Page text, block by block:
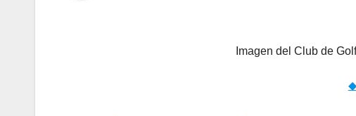
Imagen del Club de